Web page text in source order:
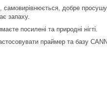
самовирівнюється, добре
запаху.
посилені та природні нігті.
праймер та базу